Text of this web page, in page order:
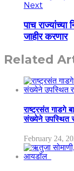
Next
पाच
जाहीर करणार
Related
राष्ट्रसंत गाडगे
संख्येने उपस्थित
February 24,